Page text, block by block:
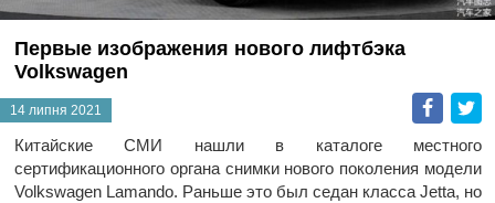
Первые изображения нового лифтбэка
Volkswagen
14 липня 2021
Китайские СМИ нашли в каталоге местного
сертификационного органа снимки нового поколения модели
Volkswagen Lamando. Раньше это был седан класса Jetta, но